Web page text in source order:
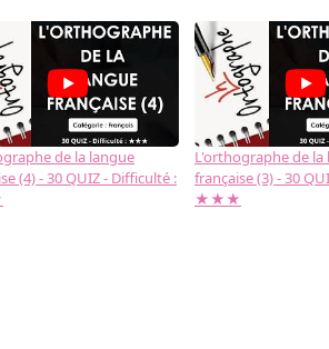
de la langue
(4) - 30 QUIZ - Difficulté :
L'orthographe de la
française (3) - 30
★★★